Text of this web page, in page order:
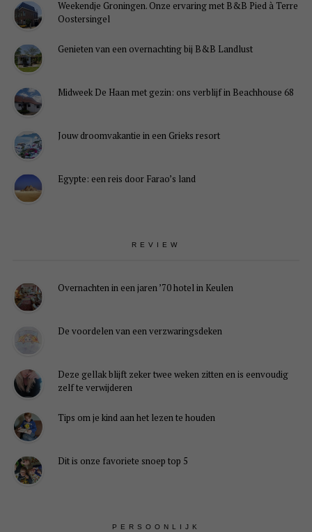
Weekendje Groningen. Onze ervaring met B&B Pied à Terre
Oostersingel
Genieten van een overnachting bij B&B Landlust
Midweek De Haan met gezin: ons verblijf in Beachhouse 68
Jouw droomvakantie in een Grieks resort
Egypte: een reis door Farao’s land
REVIEW
Overnachten in een jaren ’70 hotel in Keulen
De voordelen van een verzwaringsdeken
Deze gellak blijft zeker twee weken zitten en is eenvoudig
zelf te verwijderen
Tips om je kind aan het lezen te houden
Dit is onze favoriete snoep top 5
PERSOONLIJK